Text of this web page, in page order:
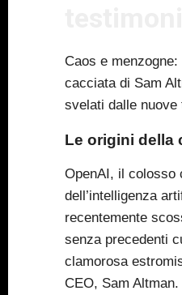
Caos e
cacciata di Sam
svelati dalle nuove
Le origini della
OpenAI, il colosso
dell’intelligenza
recentemente
senza precedenti
clamorosa
CEO, Sam